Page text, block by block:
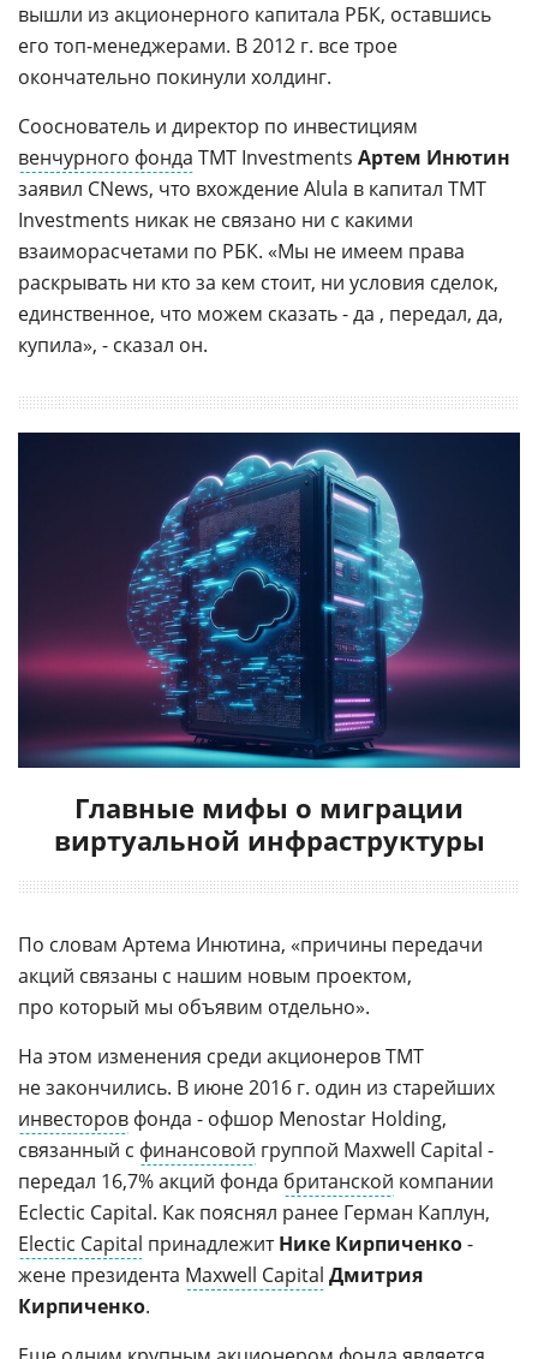
вышли из акционерного капитала РБК, оставшись
его топ-менеджерами. В 2012 г. все трое
окончательно покинули холдинг.
Сооснователь и директор по инвестициям
венчурного фонда TMT Investments Артем Инютин
заявил CNews, что вхождение Alula в капитал TMT
Investments никак не связано ни с какими
взаиморасчетами по РБК. «Мы не имеем права
раскрывать ни кто за кем стоит, ни условия сделок,
единственное, что можем сказать - да , передал, да,
купила», - сказал он.
Главные мифы о миграции
виртуальной инфраструктуры
По словам Артема Инютина, «причины передачи
акций связаны с нашим новым проектом,
про который мы объявим отдельно».
На этом изменения среди акционеров TMT
не закончились. В июне 2016 г. один из старейших
инвесторов фонда - офшор Menostar Holding,
связанный с финансовой группой Maxwell Capital -
передал 16,7% акций фонда британской компании
Eclectic Capital. Как пояснял ранее Герман Каплун,
Electic Capital принадлежитНике Кирпиченко-
жене президента Maxwell Capital Дмитрия
Кирпиченко.